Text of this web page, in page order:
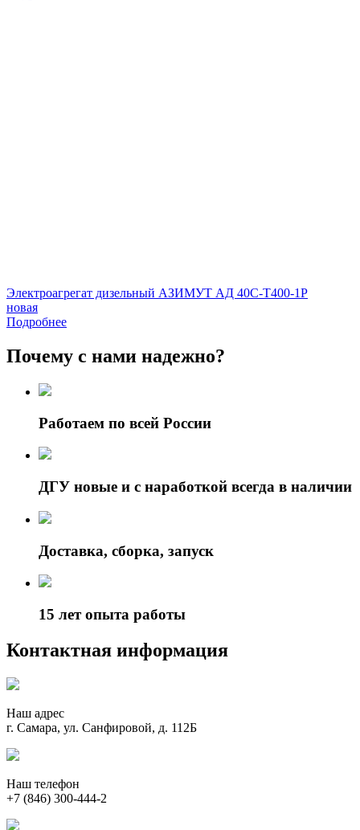
Электроагрегат дизельный АЗИМУТ АД 40С-Т400-1Р
новая
Подробнее
Почему с нами надежно?
Работаем по всей России
ДГУ новые и с наработкой всегда в наличии
Доставка, сборка, запуск
15 лет опыта работы
Контактная информация
Наш адрес
г. Самара, ул. Санфировой, д. 112Б
Наш телефон
+7 (846) 300-444-2